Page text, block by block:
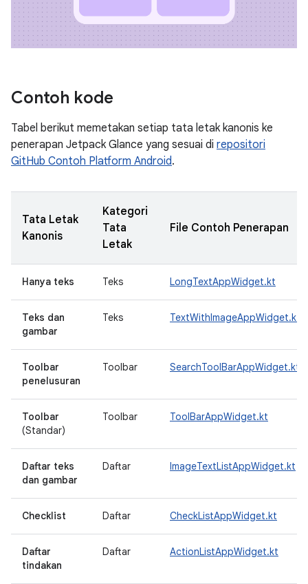
Contoh kode
Tabel berikut memetakan setiap tata letak kanonis ke
penerapan Jetpack Glance yang sesuai di repositori
GitHub Contoh Platform Android.
Tata Letak
Kanonis
Kategori
Tata
Letak
File Contoh Penerapan
Hanya teks Teks LongTextAppWidget.kt
Teks dan
gambar
Teks TextWithImageAppWidget.kt
Toolbar
penelusuran
Toolbar SearchToolBarAppWidget.kt
Toolbar
(Standar)
Toolbar ToolBarAppWidget.kt
Daftar teks
dan gambar
Daftar ImageTextListAppWidget.kt
Checklist Daftar CheckListAppWidget.kt
Daftar
tindakan
Daftar ActionListAppWidget.kt